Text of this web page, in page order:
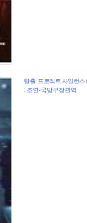
탈출: 프로젝트 사일런스
: 조연-국방부장관역